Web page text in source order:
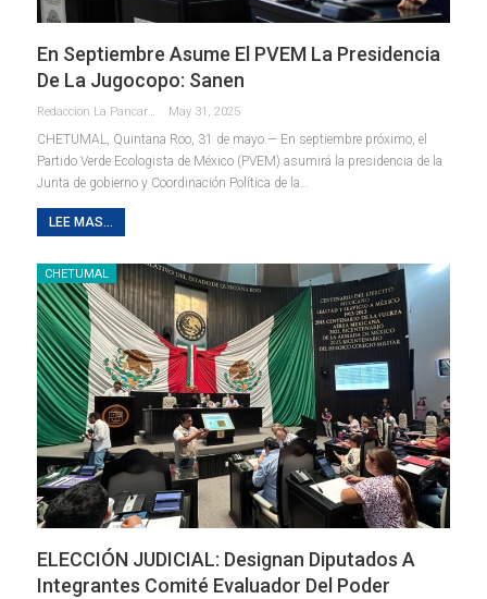
En Septiembre Asume El PVEM La Presidencia
De La Jugocopo: Sanen
Redaccion La Pancarta De Quintana Roo May 31, 2025
CHETUMAL, Quintana Roo, 31 de mayo.— En septiembre próximo, el
Partido Verde Ecologista de México (PVEM) asumirá la presidencia de la
Junta de gobierno y Coordinación Política de la…
LEE MAS...
CHETUMAL
ELECCIÓN JUDICIAL: Designan Diputados A
Integrantes Comité Evaluador Del Poder